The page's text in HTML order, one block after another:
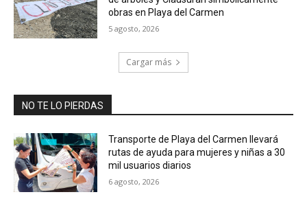
obras en Playa del Carmen
5 agosto, 2026
Cargar más
NO TE LO PIERDAS
Transporte de Playa del Carmen llevará
rutas de ayuda para mujeres y niñas a 30
mil usuarios diarios
6 agosto, 2026